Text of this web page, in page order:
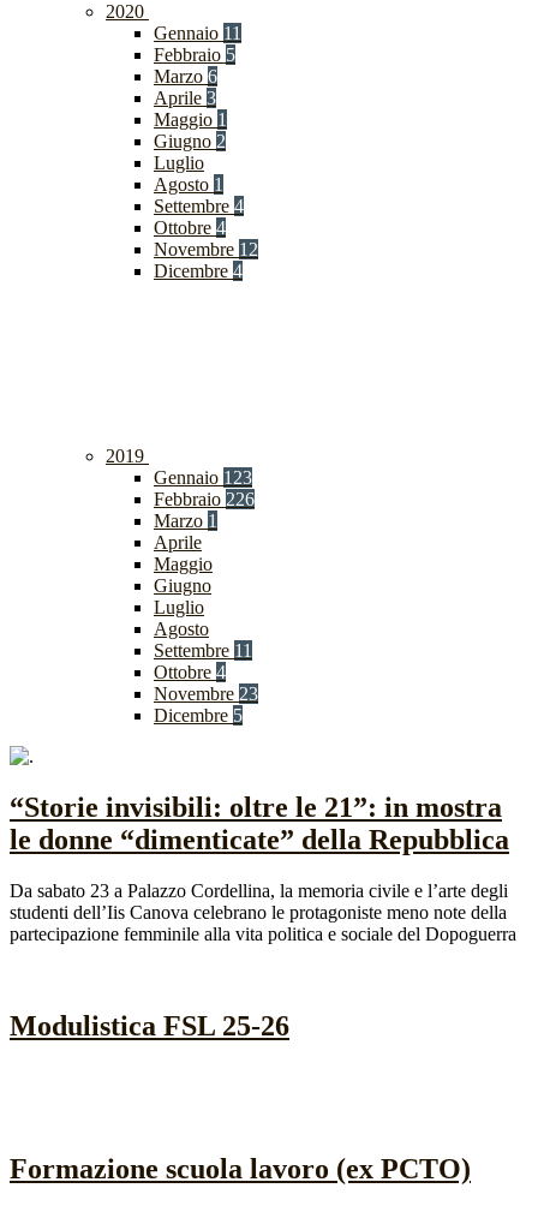
2020
Gennaio 11
Febbraio 5
Marzo 6
Aprile 3
Maggio 1
Giugno 2
Luglio
Agosto 1
Settembre 4
Ottobre 4
Novembre 12
Dicembre 4
2019
Gennaio 123
Febbraio 226
Marzo 1
Aprile
Maggio
Giugno
Luglio
Agosto
Settembre 11
Ottobre 4
Novembre 23
Dicembre 5
“Storie invisibili: oltre le 21”: in mostra
le donne “dimenticate” della Repubblica
Da sabato 23 a Palazzo Cordellina, la memoria civile e l’arte degli
studenti dell’Iis Canova celebrano le protagoniste meno note della
partecipazione femminile alla vita politica e sociale del Dopoguerra
Modulistica FSL 25-26
Formazione scuola lavoro (ex PCTO)